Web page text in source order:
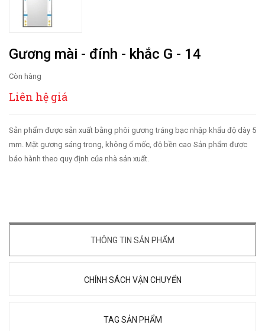
Gương mài - đính - khắc G - 14
Còn hàng
Liên hệ giá
Sản phẩm được sản xuất bằng phôi gương tráng bạc nhập khẩu độ dày 5
mm. Mặt gương sáng trong, không ố mốc, độ bền cao Sản phẩm được
bảo hành theo quy định của nhà sản xuất.
THÔNG TIN SẢN PHẨM
CHÍNH SÁCH VẬN CHUYỂN
TAG SẢN PHẨM